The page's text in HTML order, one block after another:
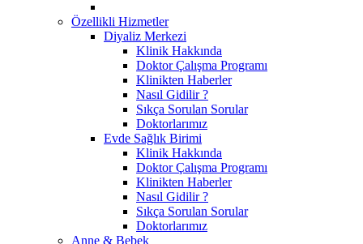
Özellikli Hizmetler
Diyaliz Merkezi
Klinik Hakkında
Doktor Çalışma Programı
Klinikten Haberler
Nasıl Gidilir ?
Sıkça Sorulan Sorular
Doktorlarımız
Evde Sağlık Birimi
Klinik Hakkında
Doktor Çalışma Programı
Klinikten Haberler
Nasıl Gidilir ?
Sıkça Sorulan Sorular
Doktorlarımız
Anne & Bebek